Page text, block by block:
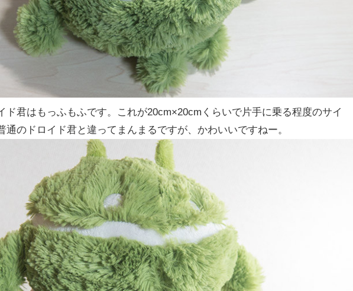
ド君はもっふもふです。これが20cm×20cmくらいで片手に乗る程度のサイ
通のドロイド君と違ってまんまるですが、かわいいですねー。